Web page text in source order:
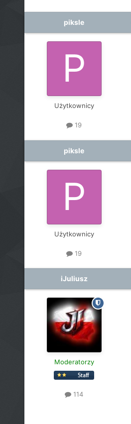
piksle
Użytkownicy
19
piksle
Użytkownicy
19
iJuliusz
Moderatorzy
114